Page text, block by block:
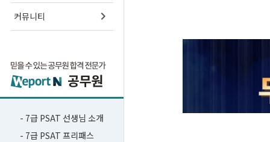
커뮤니티
- 7급 PSAT 선생님 소개
- 7급 PSAT 프리패스